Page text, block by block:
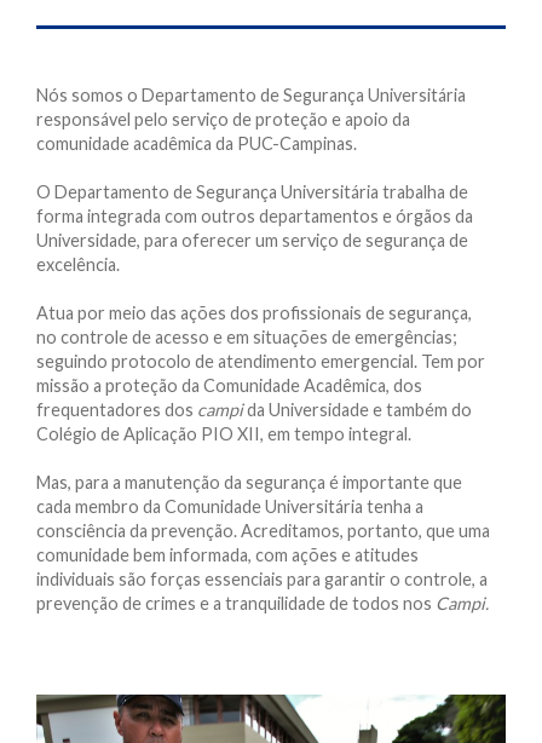
Nós somos o Departamento de Segurança Universitária
responsável pelo serviço de proteção e apoio da
comunidade acadêmica da PUC-Campinas.
O Departamento de Segurança Universitária trabalha de
forma integrada com outros departamentos e órgãos da
Universidade, para oferecer um serviço de segurança de
excelência.
Atua por meio das ações dos profissionais de segurança,
no controle de acesso e em situações de emergências;
seguindo protocolo de atendimento emergencial. Tem por
missão a proteção da Comunidade Acadêmica, dos
frequentadores dos campida Universidade e também do
Colégio de Aplicação PIO XII, em tempo integral.
Mas, para a manutenção da segurança é importante que
cada membro da Comunidade Universitária tenha a
consciência da prevenção. Acreditamos, portanto, que uma
comunidade bem informada, com ações e atitudes
individuais são forças essenciais para garantir o controle, a
prevenção de crimes e a tranquilidade de todos nos Campi.